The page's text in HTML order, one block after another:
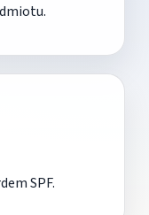
SPF.